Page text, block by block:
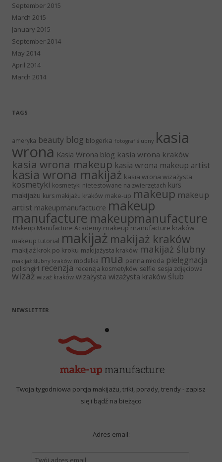
September 2015
March 2015
January 2015
September 2014
May 2014
April 2014
March 2014
TAGS
ameryka beauty blog blogerka fotograf ślubny kasia
wrona Kasia Wrona blog kasia wrona kraków
kasia wrona makeup kasia wrona makeup artist
kasia wrona makijaż kasia wrona wizażysta
kosmetyki kosmetyki nietestowane na zwierzętach kurs
makijażu kurs makijażu kraków make-up makeup makeup
artist makeupmanufactucre makeup
manufacture makeupmanufacture
Makeup Manufacture Academy makeup manufacture kraków
makeup tutorial makijaż makijaż kraków
makijaż krok po kroku makijażysta kraków makijaż ślubny
makijaż ślubny kraków modelka mua panna młoda pielęgnacja
polishgirl recenzja recenzja kosmetyków selfie sesja zdjęciowa
wizaż wizaż kraków wizażysta wizażysta kraków ślub
NEWSLETTER
Twoja tygodniowa porcja makijażu, triki, porady, trendy - zapisz
się i bądź na bieżąco
Adres email: